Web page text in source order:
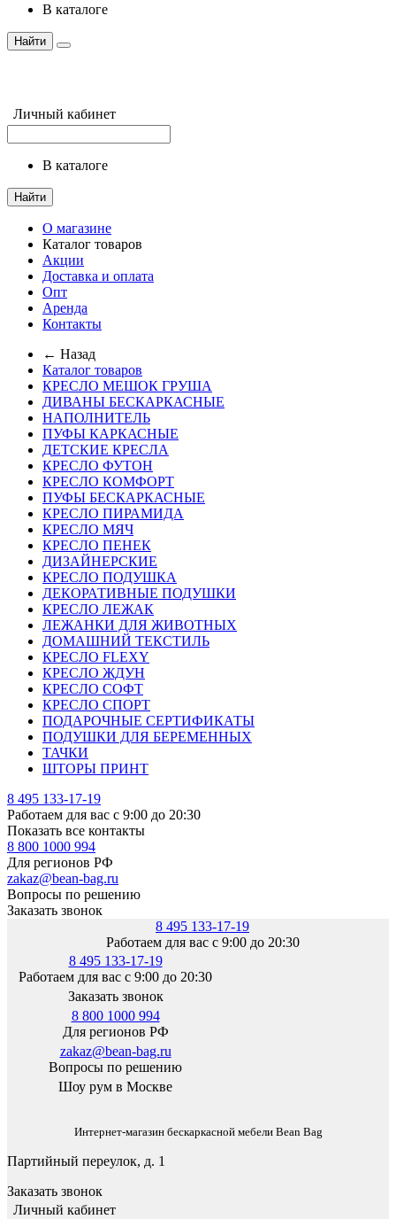
в каталоге
Найти
Личный кабинет
в каталоге
Найти
О магазине
Каталог товаров
Акции
Доставка и оплата
Опт
Аренда
Контакты
← Назад
Каталог товаров
КРЕСЛО МЕШОК ГРУША
ДИВАНЫ БЕСКАРКАСНЫЕ
НАПОЛНИТЕЛЬ
ПУФЫ КАРКАСНЫЕ
ДЕТСКИЕ КРЕСЛА
КРЕСЛО ФУТОН
КРЕСЛО КОМФОРТ
ПУФЫ БЕСКАРКАСНЫЕ
КРЕСЛО ПИРАМИДА
КРЕСЛО МЯЧ
КРЕСЛО ПЕНЕК
ДИЗАЙНЕРСКИЕ
КРЕСЛО ПОДУШКА
ДЕКОРАТИВНЫЕ ПОДУШКИ
КРЕСЛО ЛЕЖАК
ЛЕЖАНКИ ДЛЯ ЖИВОТНЫХ
ДОМАШНИЙ ТЕКСТИЛЬ
КРЕСЛО FLEXY
КРЕСЛО ЖДУН
КРЕСЛО СОФТ
КРЕСЛО СПОРТ
ПОДАРОЧНЫЕ СЕРТИФИКАТЫ
ПОДУШКИ ДЛЯ БЕРЕМЕННЫХ
ТАЧКИ
ШТОРЫ ПРИНТ
8 495 133-17-19
Работаем для вас с 9:00 до 20:30
Показать все контакты
8 800 1000 994
Для регионов РФ
zakaz@bean-bag.ru
Вопросы по решению
Заказать звонок
8 495 133-17-19
Работаем для вас с 9:00 до 20:30
8 495 133-17-19
Работаем для вас с 9:00 до 20:30
Заказать звонок
8 800 1000 994
Для регионов РФ
zakaz@bean-bag.ru
Вопросы по решению
Шоу рум в Москве
Интернет-магазин бескаркасной мебели Bean Bag
Партийный переулок, д. 1
Заказать звонок
Личный кабинет